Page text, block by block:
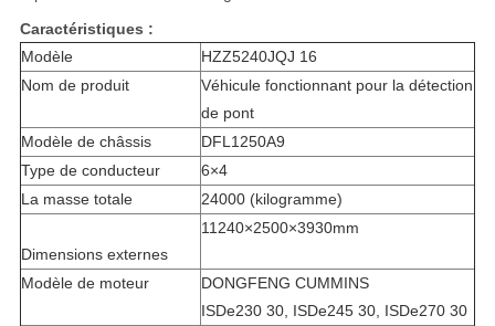
Caractéristiques :
Modèle
HZZ5240JQJ 16
Nom de produit
Véhicule fonctionnant pour la détection
de pont
Modèle de châssis
DFL1250A9
Type de conducteur
6×4
La masse totale
24000 (kilogramme)
Dimensions externes
11240×2500×3930mm
Modèle de moteur
DONGFENG CUMMINS
ISDe230 30, ISDe245 30, ISDe270 30